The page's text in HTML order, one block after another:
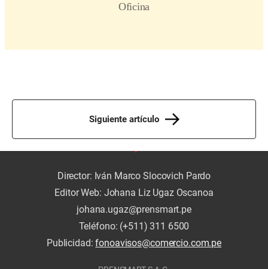
Siguiente artículo
Director: Iván Marco Slocovich Pardo
Editor Web: Johana Liz Ugaz Oscanoa
johana.ugaz@prensmart.pe
Teléfono: (+511) 311 6500
Publicidad:fonoavisos@comercio.com.pe